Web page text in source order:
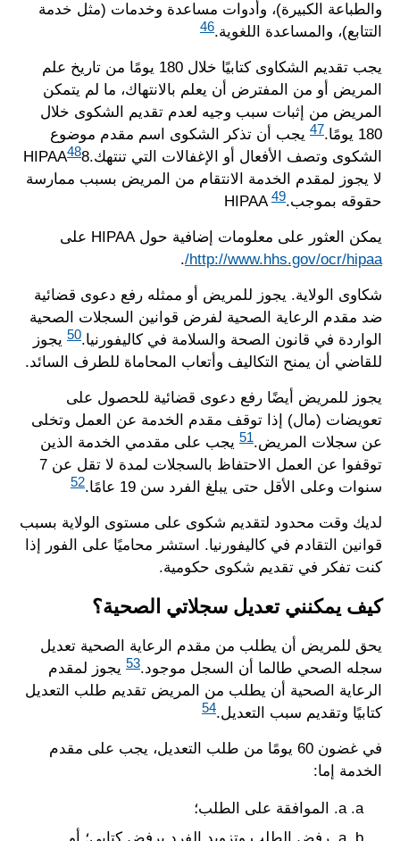
والطباعة الكبيرة)، وأدوات مساعدة وخدمات (مثل خدمة
التتابع)، والمساعدة اللغوية.46
يجب تقديم الشكاوى كتابيًا خلال 180 يومًا من تاريخ علم
المريض أو من المفترض أن يعلم بالانتهاك، ما لم يتمكن
المريض من إثبات سبب وجيه لعدم تقديم الشكوى خلال
180 يومًا.
47 يجب أن تذكر الشكوى اسم مقدم موضوع
الشكوى وتصف الأفعال أو الإغفالات التي تنتهك.HIPAA 488
لا يجوز لمقدم الخدمة الانتقام من المريض بسبب ممارسة
حقوقه بموجب.HIPAA49
يمكن العثور على معلومات إضافية حول HIPAA على
http://www.hhs.gov/ocr/hipaa/
.
شكاوى الولاية. يجوز للمريض أو ممثله رفع دعوى قضائية
ضد مقدم الرعاية الصحية لفرض قوانين السجلات الصحية
الواردة في قانون الصحة والسلامة في كاليفورنيا.50 يجوز
للقاضي أن يمنح التكاليف وأتعاب المحاماة للطرف السائد.
يجوز للمريض أيضًا رفع دعوى قضائية للحصول على
تعويضات (مال) إذا توقف مقدم الخدمة عن العمل وتخلى
عن سجلات المريض.51 يجب على مقدمي الخدمة الذين
توقفوا عن العمل الاحتفاظ بالسجلات لمدة لا تقل عن 7
سنوات وعلى الأقل حتى يبلغ الفرد سن 19 عامًا.
52
لديك وقت محدود لتقديم شكوى على مستوى الولاية بسبب
قوانين التقادم في كاليفورنيا. استشر محاميًا على الفور إذا
كنت تفكر في تقديم شكوى حكومية.
كيف يمكنني تعديل سجلاتي الصحية؟
يحق للمريض أن يطلب من مقدم الرعاية الصحية تعديل
سجله الصحي طالما أن السجل موجود.53 يجوز لمقدم
الرعاية الصحية أن يطلب من المريض تقديم طلب التعديل
كتابيًا وتقديم سبب التعديل.54
في غضون 60 يومًا من طلب التعديل، يجب على مقدم
الخدمة إما:
a.
الموافقة على الطلب؛
a. رفض الطلب وتزويد الفرد برفض كتابي؛ أو